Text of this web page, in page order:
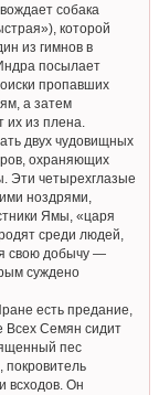
собака
которой
из гимнов в
посылает
пропавших
а затем
их из плена.
двух чудовищных
охраняющих
Эти четырехглазые
ноздрями,
Ямы, «царя
среди людей,
свою добычу —
суждено
есть предание,
Всех Семян сидит
пес
покровитель
всходов. Он